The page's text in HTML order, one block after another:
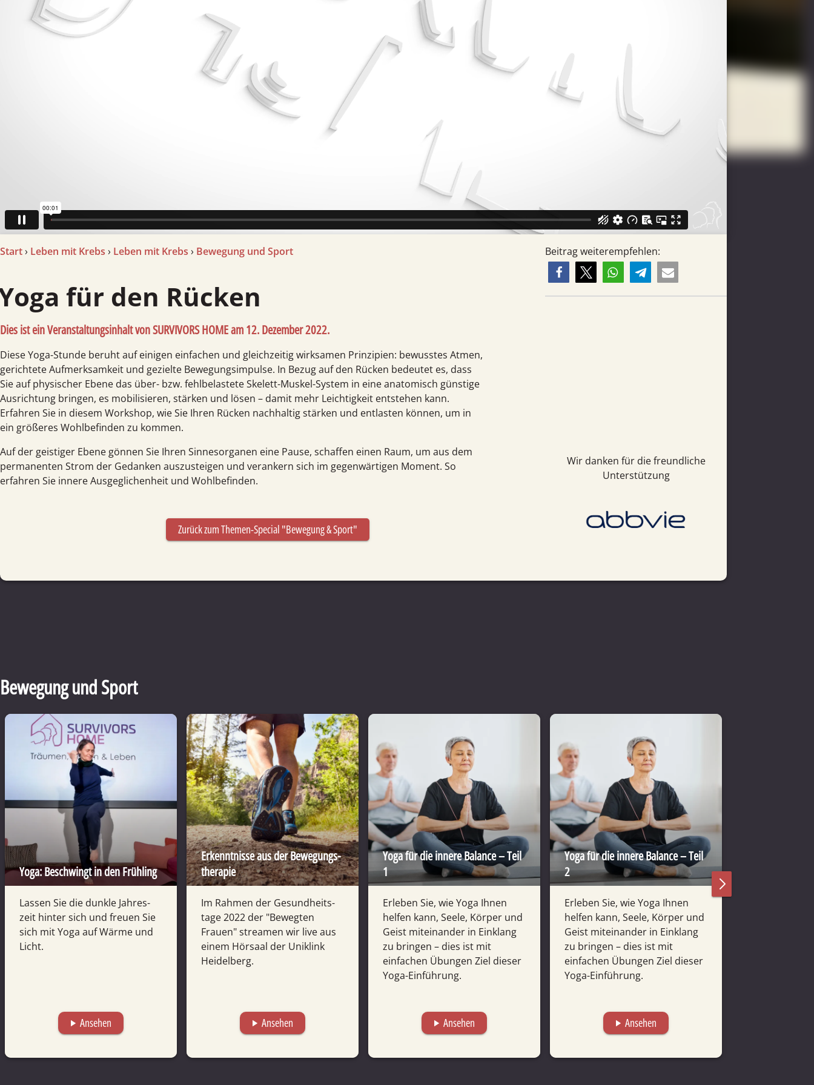
Start› Leben mit Krebs › Leben mit Krebs › Bewegung und Sport
Yoga für den Rücken
Dies ist ein Veranstaltungsinhalt vonSURVIVORS HOME am 12. Dezember 2022.
Diese Yoga-Stunde beruht auf einigen einfachen und gleich­zeitig wirksamen Prinzipien: bewusstes Atmen,
gerichtete Aufmerksam­keit und gezielte Bewegungs­impulse. In Bezug auf den Rücken bedeutet es, dass
Sie auf physischer Ebene das über- bzw. fehl­belastete Skelett-Muskel-System in eine anatomisch günstige
Ausrichtung bringen, es mobilisieren, stärken und lösen – damit mehr Leichtig­keit entstehen kann.
Erfahren Sie in diesem Workshop, wie Sie Ihren Rücken nachhaltig stärken und entlasten können, um in
ein größeres Wohl­befinden zu kommen.
Auf der geistiger Ebene gönnen Sie Ihren Sinnes­organen eine Pause, schaffen einen Raum, um aus dem
permanenten Strom der Gedanken auszu­steigen und verankern sich im gegenwärtigen Moment. So
erfahren Sie innere Ausge­glichen­heit und Wohl­­befinden.
Zurück zum Themen-Special "Bewegung & Sport"
Beitrag weiterempfehlen:
Wir danken für die freundliche
Unterstützung
Bewegung und Sport
Yoga: Beschwingt in den Frühling
Lassen Sie die dunkle Jahres­
zeit hinter sich und freuen Sie
sich mit Yoga auf Wärme und
Licht.
play_arrow Ansehen
Erkenntnisse aus der Bewegungs­
therapie
Im Rahmen der Gesund­heits­
tage 2022 der "Bewegten
Frauen" streamen wir live aus
einem Hör­saal der Uni­klink
Heidel­berg.
play_arrow Ansehen
Yoga für die innere Balance – Teil
1
Erleben Sie, wie Yoga Ihnen
helfen kann, Seele, Körper und
Geist mitein­ander in Einklang
zu bringen – dies ist mit
einfachen Übungen Ziel dieser
Yoga-Einführung.
play_arrow Ansehen
Yoga für die innere Balance – Teil
2
Erleben Sie, wie Yoga Ihnen
helfen kann, Seele, Körper und
Geist mitein­ander in Einklang
zu bringen – dies ist mit
einfachen Übungen Ziel dieser
Yoga-Einführung.
play_arrow Ansehen